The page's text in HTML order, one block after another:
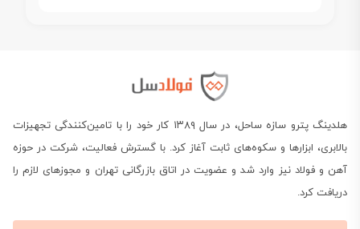
هلدینگ پترو سازه ساحل، در سال ۱۳۸۹ کار خود را با تامین‌کنندگی تجهیزات
بالابری، ابزارها و سکوه‌های ثابت آغاز کرد. با گسترش فعالیت، شرکت در حوزه
آهن و فولاد نیز وارد شد و عضویت در اتاق بازرگانی تهران و مجوزهای لازم را
دریافت کرد.